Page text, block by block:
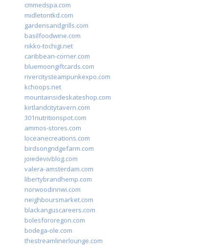
cmmedspa.com
midletontkd.com
gardensandgrills.com
basilfoodwine.com
nikko-tochigi.net
caribbean-corner.com
bluemoongiftcards.com
rivercitysteampunkexpo.com
kchoops.net
mountainsideskateshop.com
kirtlandcitytavern.com
301nutritionspot.com
ammos-stores.com
loceanecreations.com
birdsongridgefarm.com
joiedevivblog.com
valera-amsterdam.com
libertybrandhemp.com
norwoodinnwi.com
neighboursmarket.com
blackanguscareers.com
bolesfororegon.com
bodega-ole.com
thestreamlinerlounge.com